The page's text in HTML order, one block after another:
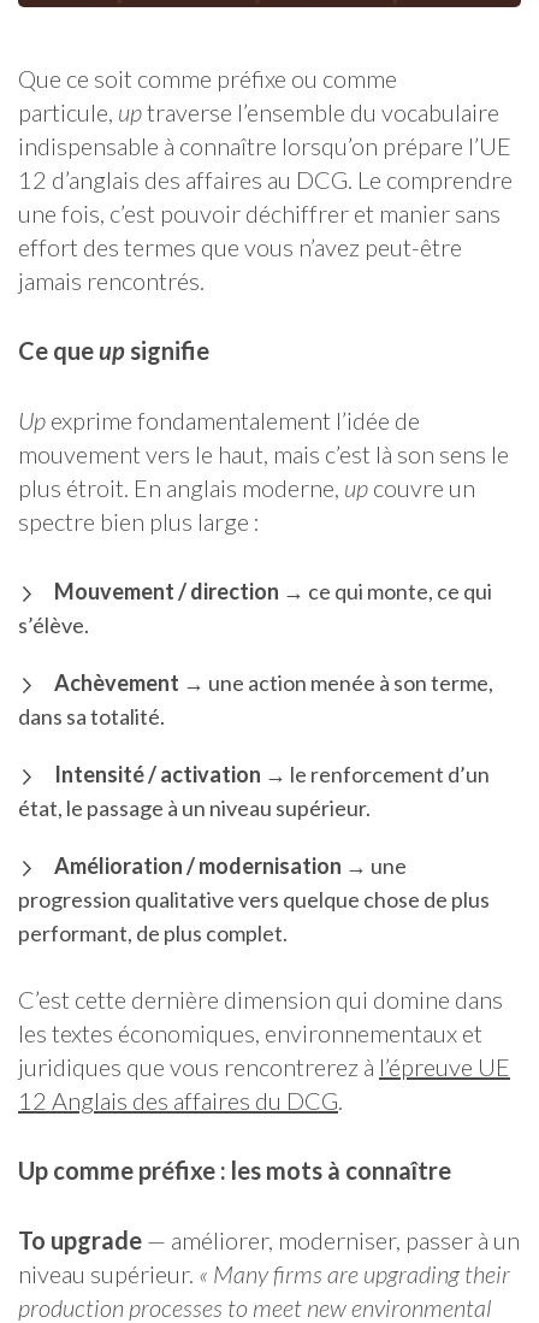
Que ce soit comme préfixe ou comme
particule, uptraverse l’ensemble du vocabulaire
indispensable à connaître lorsqu’on prépare l’UE
12 d’anglais des affaires au DCG. Le comprendre
une fois, c’est pouvoir déchiffrer et manier sans
effort des termes que vous n’avez peut-être
jamais rencontrés.
Ce queup signifie
Up exprime fondamentalement l’idée de
mouvement vers le haut, mais c’est là son sens le
plus étroit. En anglais moderne, up couvre un
spectre bien plus large :
Mouvement / direction → ce qui monte, ce qui
s’élève.
Achèvement → une action menée à son terme,
dans sa totalité.
Intensité / activation → le renforcement d’un
état, le passage à un niveau supérieur.
Amélioration / modernisation → une
progression qualitative vers quelque chose de plus
performant, de plus complet.
C’est cette dernière dimension qui domine dans
les textes économiques, environnementaux et
juridiques que vous rencontrerez à l’épreuve UE
12 Anglais des affaires du DCG
Up comme préfixe : les mots à connaître
To upgrade — améliorer, moderniser, passer à un
niveau supérieur. « Many firms are upgrading their
production processes to meet new environmental